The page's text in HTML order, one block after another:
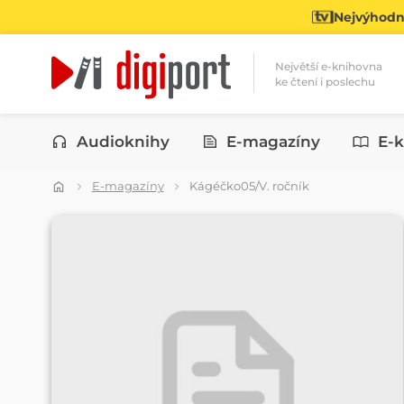
Největší e-knihovna
ke čtení i poslechu
Kategorie
Audioknihy E-magazíny E-
E-magazíny Kágéčko05/V. ročník